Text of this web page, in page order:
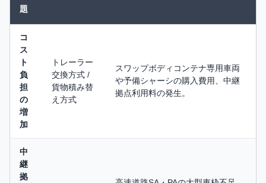
題
コ
ス
ト
負
担
の
増
加
トレーラー
交換方式 /
貨物積み替
え方式
スワップボディコンテナ専用車両
や予備シャーシの購入費用、中継
拠点利用料の発生。
中
継
拠